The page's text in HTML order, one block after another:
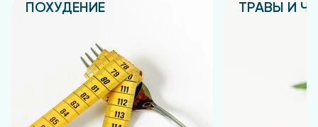
ПОХУДЕНИЕ ТРАВЫ И